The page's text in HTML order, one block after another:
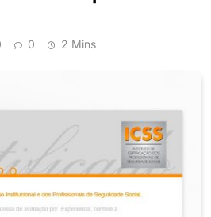
0 2 Mins